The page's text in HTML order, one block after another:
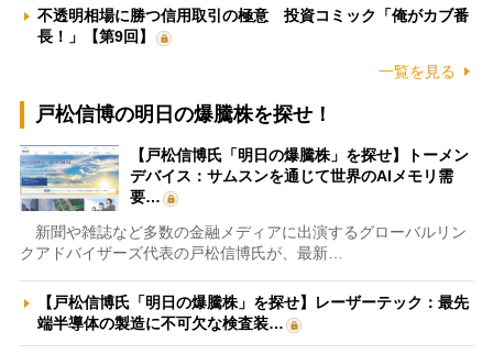
不透明相場に勝つ信用取引の極意 投資コミック「俺がカブ番
長！」【第9回】
一覧を見る
戸松信博の明日の爆騰株を探せ！
【戸松信博氏「明日の爆騰株」を探せ】トーメン
デバイス：サムスンを通じて世界のAIメモリ需
要…
新聞や雑誌など多数の金融メディアに出演するグローバルリン
クアドバイザーズ代表の戸松信博氏が、最新…
【戸松信博氏「明日の爆騰株」を探せ】レーザーテック：最先
端半導体の製造に不可欠な検査装…